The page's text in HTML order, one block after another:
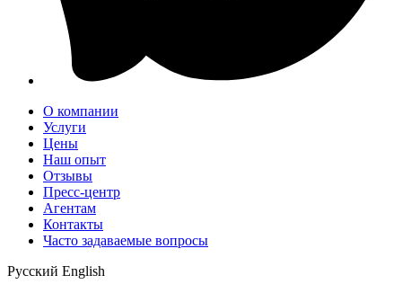
О компании
Услуги
Цены
Наш опыт
Отзывы
Пресс-центр
Агентам
Контакты
Часто задаваемые вопросы
Русский English